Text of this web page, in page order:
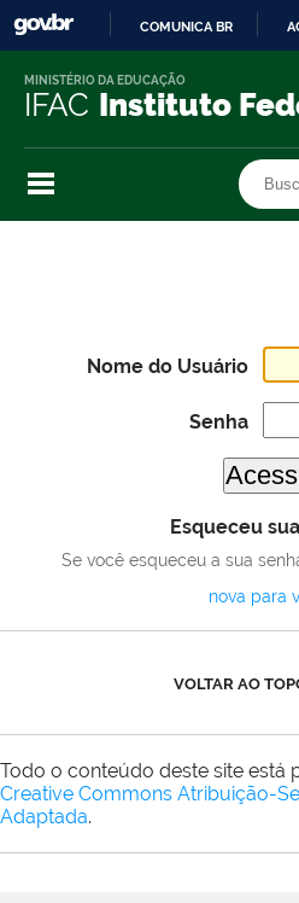
O
COMUNICA BR
IFAC Instituto
MINISTÉRIO DA EDUCAÇÃO
Nome do Usuário
Senha
Esqueceu
Se você esqueceu a sua
nova para
VOLTAR AO
Todo o conteúdo deste site está
Creative Commons Atribuição-
Adaptada.